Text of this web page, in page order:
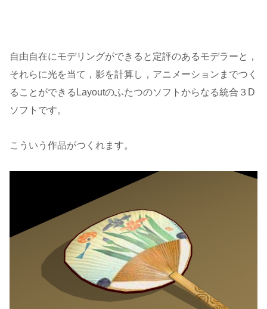
自由自在にモデリングができると定評のあるモデラーと，
それらに光を当て，影を計算し，アニメーションまでつく
ることができるLayoutのふたつのソフトからなる統合３D
ソフトです。
こういう作品がつくれます。